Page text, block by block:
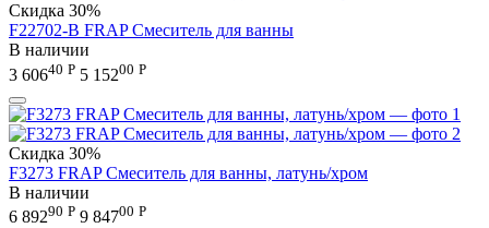
Скидка 30%
F22702-B FRAP Смеситель для ванны
В наличии
3 60640 Р 5 15200 Р
Скидка 30%
F3273 FRAP Смеситель для ванны, латунь/хром
В наличии
6 89290 Р 9 84700 Р